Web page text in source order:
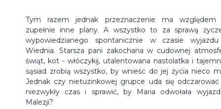
Tym razem jednak przeznaczenie ma względem
zupełnie inne plany. A wszystko to za sprawą
wypowiedzianego spontanicznie w czasie
Wiednia. Starsza pani zakochana w cudownej
świąt, kot - włóczykij, utalentowana nastolatka i
sąsiad zrobią wszystko, by wnieść do jej życia nieco
Jednak czy nietuzinkowej grupce uda się
niezwykły czas i sprawić, by Maria odwołała
Malezji?